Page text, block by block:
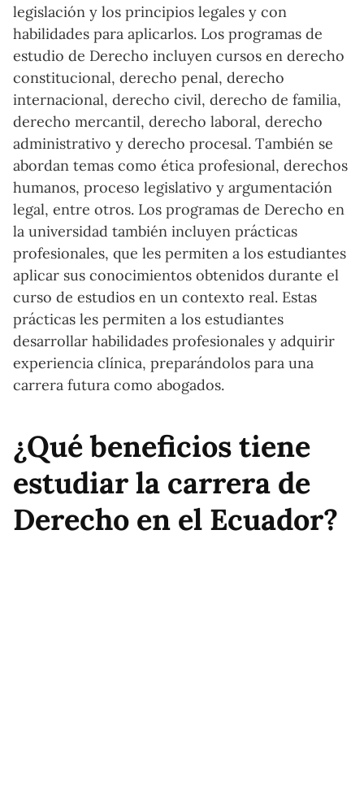
legislación y los principios legales y con
habilidades para aplicarlos. Los programas de
estudio de Derecho incluyen cursos en derecho
constitucional, derecho penal, derecho
internacional, derecho civil, derecho de familia,
derecho mercantil, derecho laboral, derecho
administrativo y derecho procesal. También se
abordan temas como ética profesional, derechos
humanos, proceso legislativo y argumentación
legal, entre otros. Los programas de Derecho en
la universidad también incluyen prácticas
profesionales, que les permiten a los estudiantes
aplicar sus conocimientos obtenidos durante el
curso de estudios en un contexto real. Estas
prácticas les permiten a los estudiantes
desarrollar habilidades profesionales y adquirir
experiencia clínica, preparándolos para una
carrera futura como abogados.
¿Qué beneficios tiene
estudiar la carrera de
Derecho en el Ecuador?